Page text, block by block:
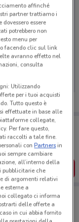
pubblicato
più tardi.
te!
negozi vicino a te,
comodamente
affinché
partner trattiamo i
essere
potrebbero non
menu per
facendo clic sul link
avranno effetto nel
consulta
Utilizzando
per i tuoi acquisti
Tutto questo è
effettuate in base alle
collegate,
Per fare questo,
raccolti a tale fine.
conPartnersin
sempre cambiare
all’interno della
pubblicitarie che
di argomenti relativi
esterne a
collegato ci informa
delle offerte a
in cui abbia fornito